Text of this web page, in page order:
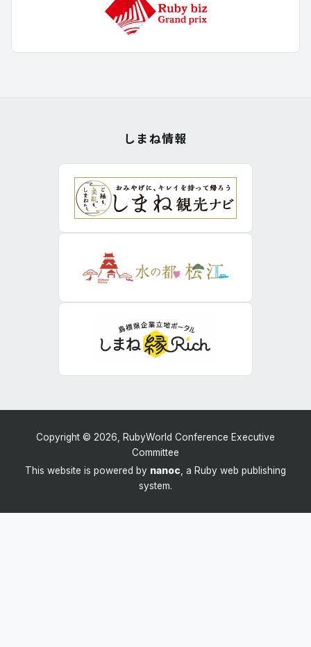
しまね情報
Copyright © 2026, RubyWorld Conference Executive
Committee
This website is powered by nanoc, a Ruby web publishing
system.